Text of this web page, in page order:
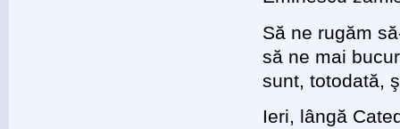
Să ne rugăm
să ne mai
sunt, totodată,
Ieri, lângă